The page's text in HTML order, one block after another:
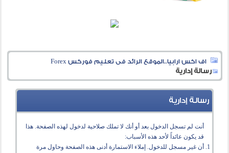
اف اكس ارابيا..الموقع الرائد فى تعليم فوركس Forex
رسالة إدارية
رسالة إدارية
أنت لم تسجل الدخول بعد أو أنك لا تملك صلاحية لدخول لهذه الصفحة. هذا
قد يكون عائداً لأحد هذه الأسباب:
أن غير مسجل للدخول. إملاء الاستمارة أدنى هذه الصفحة وحاول مرة